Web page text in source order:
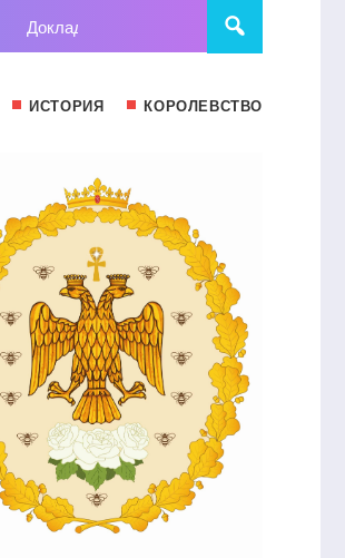
Доклады Суд
ИСТОРИЯ КОРОЛЕВСТВО